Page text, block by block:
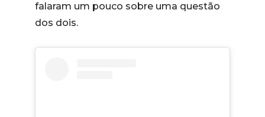
falaram um pouco sobre uma questão
dos dois.